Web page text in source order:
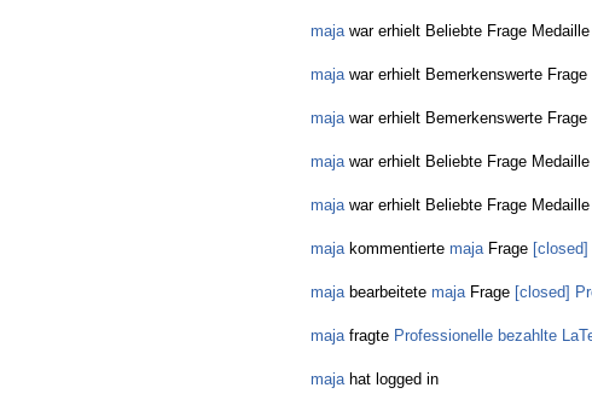
majawar erhielt Beliebte Frage Medaille
majawar erhielt Bemerkenswerte Frage
majawar erhielt Bemerkenswerte Frage
majawar erhielt Beliebte Frage Medaille
majawar erhielt Beliebte Frage Medaille
majakommentierte majaFrage
majabearbeitete majaFrage [closed]
majafragte Professionelle bezahlte
majahat logged in